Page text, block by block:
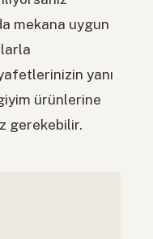
mekana uygun
yanı
ürünlerine
gerekebilir.